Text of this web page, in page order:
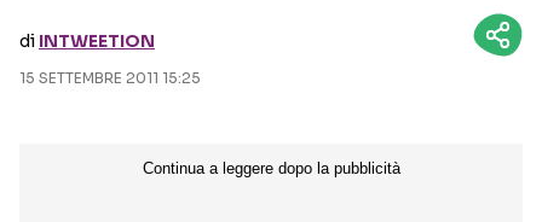
Seguici sui social
di INTWEETION
15 SETTEMBRE 2011 15:25